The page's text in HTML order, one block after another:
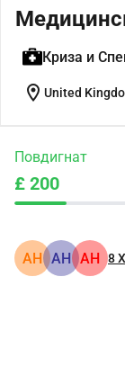
Криза и
location_on United
Повдигнат
£ 200
АН АН АН 8